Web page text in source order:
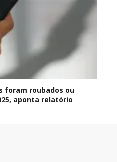
foram roubados ou
aponta relatório